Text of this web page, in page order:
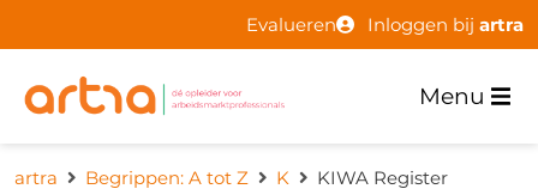
Evalueren Inloggen bij artra
Menu
artra Begrippen: A tot Z K KIWA Register